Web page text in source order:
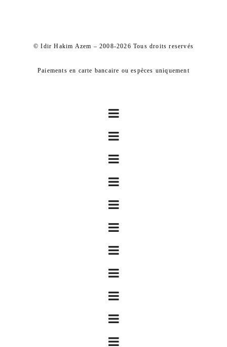
© Idir Hakim Azem – 2008-2026 Tous droits reservés
Paiements en carte bancaire ou espèces uniquement